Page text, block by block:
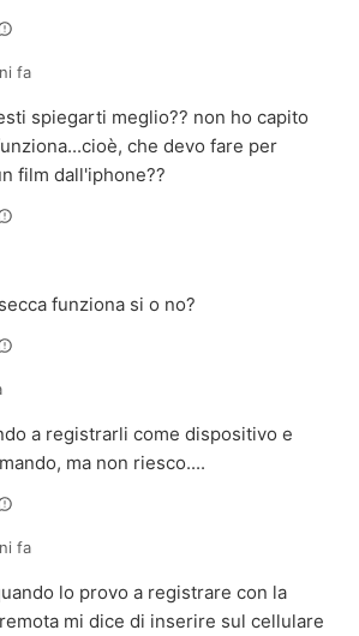
fa
spiegarti meglio?? non ho capito
che devo fare per
film dall'iphone??
funziona si o no?
a registrarli come dispositivo e
ma non riesco....
fa
lo provo a registrare con la
mi dice di inserire sul cellulare